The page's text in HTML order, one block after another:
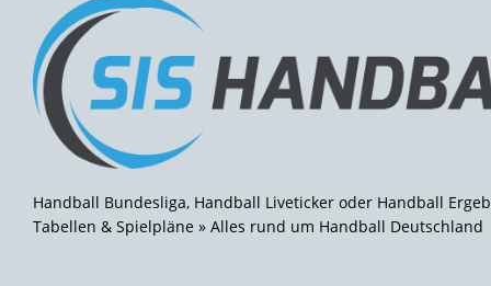
Handball Bundesliga, Handball Liveticker oder Handball
Tabellen & Spielpläne » Alles rund um Handball Deutschland